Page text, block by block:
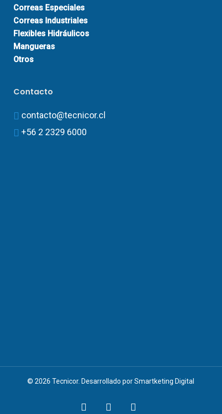
Correas Especiales
Correas Industriales
Flexibles Hidráulicos
Mangueras
Otros
Contacto
contacto@tecnicor.cl
+56 2 2329 6000
© 2026 Tecnicor. Desarrollado porSmartketing Digital
instagramphone email